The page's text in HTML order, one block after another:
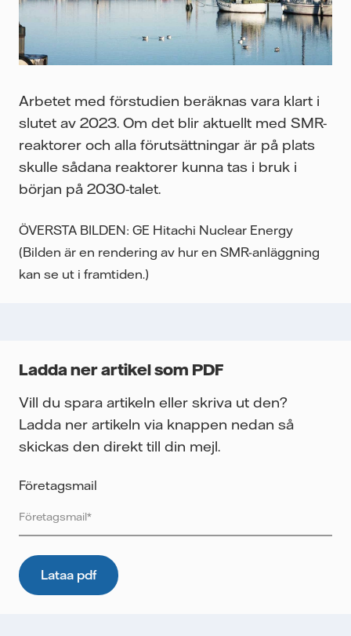
Arbetet med förstudien beräknas vara klart i
slutet av 2023. Om det blir aktuellt med SMR-
reaktorer och alla förutsättningar är på plats
skulle sådana reaktorer kunna tas i bruk i
början på 2030-talet.
ÖVERSTA BILDEN: GE Hitachi Nuclear Energy
(Bilden är en rendering av hur en SMR-anläggning
kan se ut i framtiden.)
Ladda ner artikel som PDF
Vill du spara artikeln eller skriva ut den?
Ladda ner artikeln via knappen nedan så
skickas den direkt till din mejl.
Företagsmail
Vattenfall skyddar och respekterar din integritet. För att
Vattenfalls storföretagsförsäljning ska kunna skicka det
önskade innehållet till dig, samt för att i framtiden kunna